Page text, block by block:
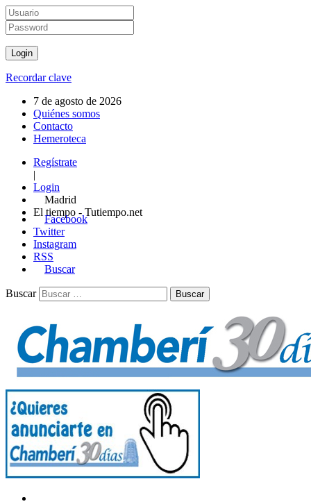
Recordar clave
7 de agosto de 2026
Quiénes somos
Contacto
Hemeroteca
Regístrate
|
Login
Madrid
El tiempo - Tutiempo.net
Facebook
Twitter
Instagram
RSS
Buscar
Buscar